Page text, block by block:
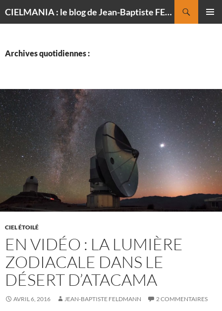
CIELMANIA : le blog de Jean-Baptiste FELDMANN, photographe du ciel
Archives quotidiennes :
CIEL ÉTOILÉ
EN VIDÉO : LA LUMIÈRE
ZODIACALE DANS LE
DÉSERT D’ATACAMA
AVRIL 6, 2016 JEAN-BAPTISTE FELDMANN 2 COMMENTAIRES